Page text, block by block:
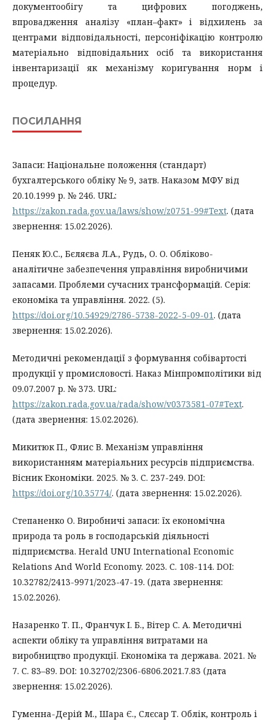
документообігу та цифрових погоджень,
впровадження аналізу «план–факт» і відхилень за
центрами відповідальності, персоніфікацію контролю
матеріально відповідальних осіб та використання
інвентаризації як механізму коригування норм і
процедур.
ПОСИЛАННЯ
Запаси: Національне положення (стандарт)
бухгалтерського обліку № 9, затв. Наказом МФУ від
20.10.1999 р. № 246. URL:
https://zakon.rada.gov.ua/laws/show/z0751-99#Text. (дата
звернення: 15.02.2026).
Пеняк Ю.С., Бєляєва Л.А., Рудь, О. О. Обліково-
аналітичне забезпечення управління виробничими
запасами. Проблеми сучасних трансформацій. Серія:
економіка та управління. 2022. (5).
https://doi.org/10.54929/2786-5738-2022-5-09-01. (дата
звернення: 15.02.2026).
Методичні рекомендації з формування собівартості
продукції у промисловості. Наказ Мінпромполітики від
09.07.2007 р. № 373. URL:
https://zakon.rada.gov.ua/rada/show/v0373581-07#Text.
(дата звернення: 15.02.2026).
Микитюк П., Флис В. Механізм управління
використанням матеріальних ресурсів підприємства.
Вісник Економіки. 2025. № 3. С. 237-249. DOI:
https://doi.org/10.35774/. (дата звернення: 15.02.2026).
Степаненко О. Виробничі запаси: їх економічна
природа та роль в господарській діяльності
підприємства. Herald UNU International Economic
Relations And World Economy. 2023. С. 108-114. DOI:
10.32782/2413-9971/2023-47-19. (дата звернення:
15.02.2026).
Назаренко Т. П., Франчук І. Б., Вітер С. А. Методичні
аспекти обліку та управління витратами на
виробництво продукції. Економіка та держава. 2021. №
7. С. 83–89. DOI: 10.32702/2306-6806.2021.7.83 (дата
звернення: 15.02.2026).
Гуменна-Дерій М., Шара Є., Слєсар Т. Облік, контроль і